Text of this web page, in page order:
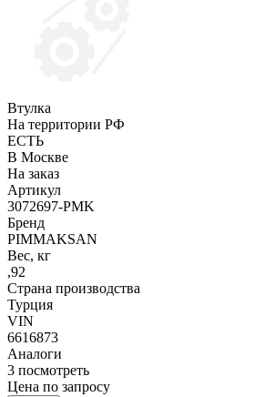
Втулка
На территории РФ
ЕСТЬ
В Москве
На заказ
Артикул
3072697-PMK
Бренд
PIMMAKSAN
Вес, кг
,92
Страна производства
Турция
VIN
6616873
Аналоги
3 посмотреть
Цена по запросу